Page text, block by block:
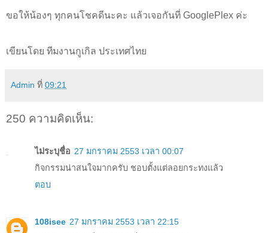
ขอให้น้องๆ ทุกคนโชคดีนะคะ แล้วเจอกันที่ GooglePlex ค่ะ
เขียนโดย ทีมงานกูเกิล ประเทศไทย
Admin ที่ 09:21
250 ความคิดเห็น:
ไม่ระบุชื่อ 27 มกราคม 2553 เวลา 00:07
กิจกรรมน่าสนใจมากครับ ชอบตั้งแต่ลอยกระทงแล้ว
ตอบ
108isee 27 มกราคม 2553 เวลา 22:15